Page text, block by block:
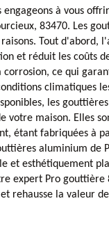
engageons à vous
83470. Les
Tout d'abord,
et réduit les coûts
ce qui
climatiques
les
votre maison. Elles
étant fabriquées à
aluminium de
et esthétiquement
expert Pro gouttière
rehausse la valeur